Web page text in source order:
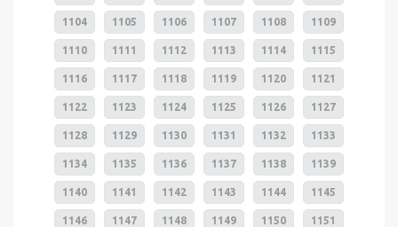
1104 1105 1106 1107 1108 1109
1110 1111 1112 1113 1114 1115
1116 1117 1118 1119 1120 1121
1122 1123 1124 1125 1126 1127
1128 1129 1130 1131 1132 1133
1134 1135 1136 1137 1138 1139
1140 1141 1142 1143 1144 1145
1146 1147 1148 1149 1150 1151